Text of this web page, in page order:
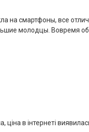
на смартфоны, все
молодцы. Вовремя
в інтернеті